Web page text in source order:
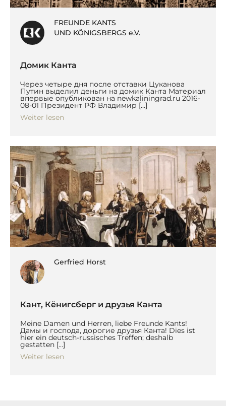
FREUNDE KANTS
UND KÖNIGSBERGS e.V.
Домик Канта
Через четыре дня после отставки Цуканова
Путин выделил деньги на домик Канта Материал
впервые опубликован на newkaliningrad.ru 2016-
08-01 Президент РФ Владимир […]
Weiter lesen
Gerfried Horst
Кант, Кëнигсберг и друзья Канта
Meine Damen und Herren, liebe Freunde Kants!
Дамы и господа, дорогие друзья Канта! Dies ist
hier ein deutsch-russisches Treffen; deshalb
gestatten […]
Weiter lesen